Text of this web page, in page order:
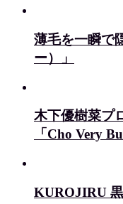
薄毛を一瞬で
ー）」
木下優樹菜プ
「Cho Very
KUROJIRU